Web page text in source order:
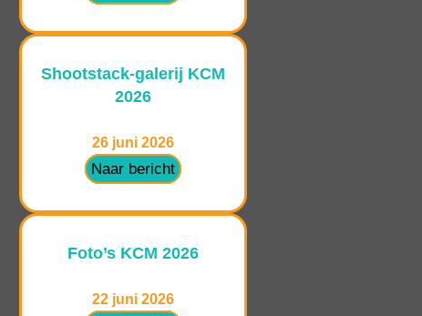
Shootstack-galerij KCM
2026
26 juni 2026
Naar bericht
Foto’s KCM 2026
22 juni 2026